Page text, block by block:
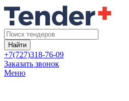
Найти
+7(727)318-76-09
Заказать звонок
Меню